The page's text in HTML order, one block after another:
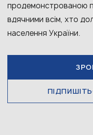
продемонстрованою
вдячними всім, хто
населення України.